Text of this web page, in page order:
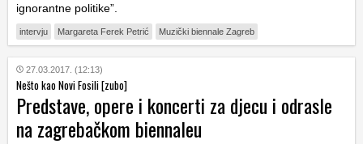
ignorantne politike”.
intervju Margareta Ferek Petrić Muzički biennale Zagreb
27.03.2017. (12:13)
Nešto kao Novi Fosili [zubo]
Predstave, opere i koncerti za djecu i odrasle
na zagrebačkom biennaleu